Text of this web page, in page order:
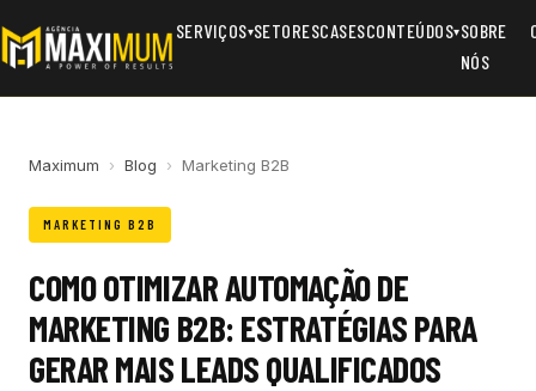
SERVIÇOS▾SETORESCASESCONTEÚDOS▾SOBRE
NÓS
Maximum › Blog › Marketing B2B
MARKETING B2B
COMO OTIMIZAR AUTOMAÇÃO DE
MARKETING B2B: ESTRATÉGIAS PARA
GERAR MAIS LEADS QUALIFICADOS